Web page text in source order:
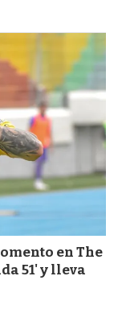
en The
51' y lleva